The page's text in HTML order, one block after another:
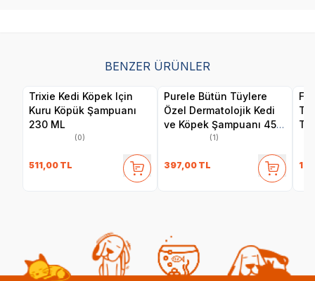
BENZER ÜRÜNLER
Trixie Kedi Köpek Için
Kuru Köpük Şampuanı
230 ML
(0)
511,00 TL
Purele Bütün Tüylere
Özel Dermatolojik Kedi
ve Köpek Şampuanı 450
(1)
397,00 TL